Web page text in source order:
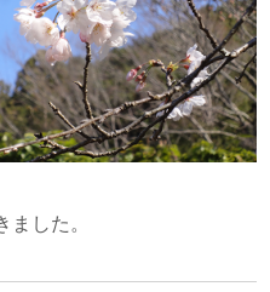
印刷
取り組みのブログ）
ました。